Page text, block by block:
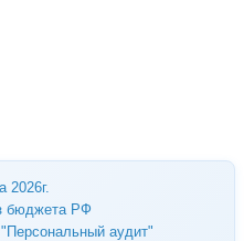
2026г.
бюджета РФ
аудит"